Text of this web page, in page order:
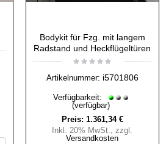
Bodykit für Fzg. mit langem
Radstand und Heckflügeltüren
Artikelnummer: i5701806
Verfügbarkeit:
(verfügbar)
Preis: 1.361,34 €
Inkl. 20% MwSt.,zzgl.
Versandkosten